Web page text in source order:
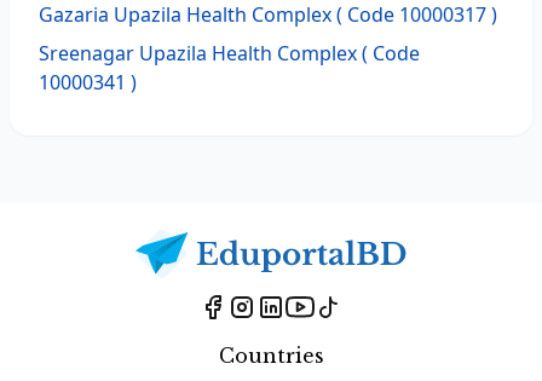
Gazaria Upazila Health Complex ( Code 10000317 )
Sreenagar Upazila Health Complex ( Code
10000341 )
Countries